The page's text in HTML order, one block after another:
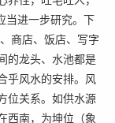
当进一步研究。下
商店、饭店、写字
的龙头、水池都是
乎风水的安排。风
位关系。如供水源
西南，为坤位（象